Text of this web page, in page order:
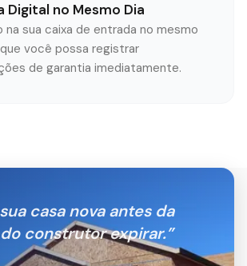
Digital no Mesmo Dia
na sua caixa de entrada no mesmo
você possa registrar
de garantia imediatamente.
casa nova antes da
construtor expirar.”